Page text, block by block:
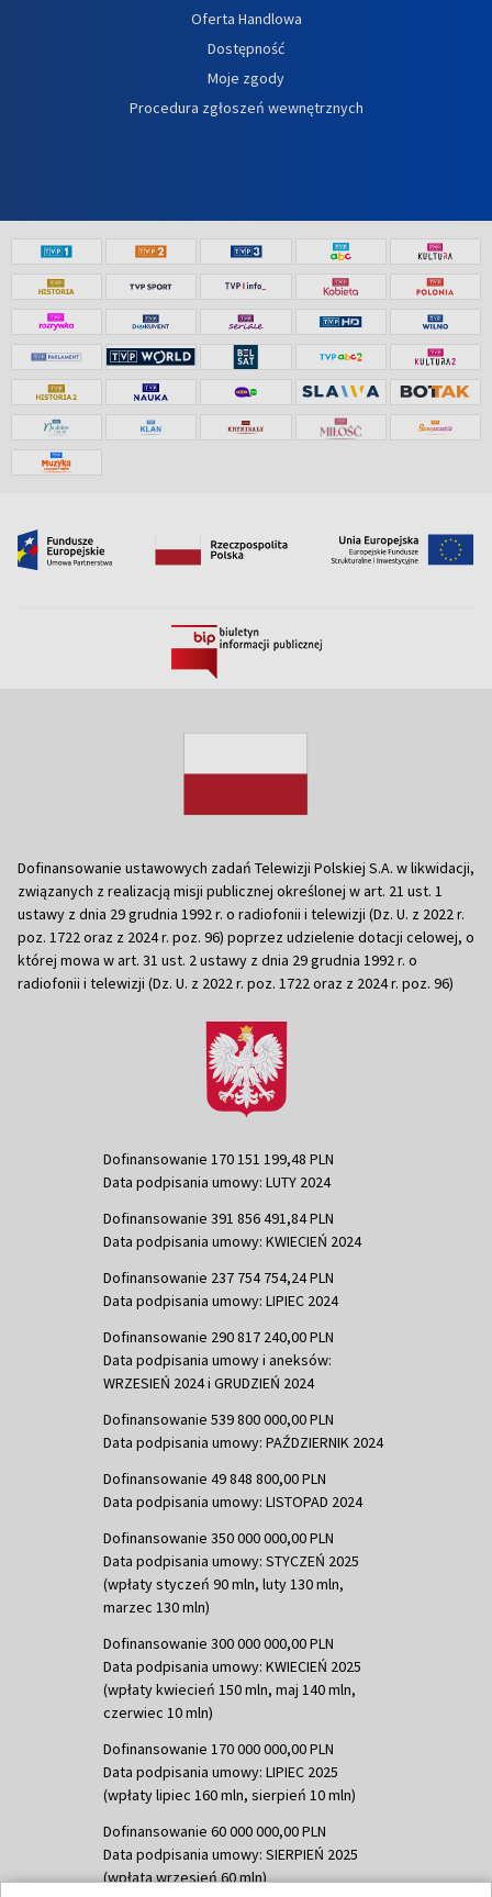
Oferta Handlowa
Dostępność
Moje zgody
Procedura zgłoszeń wewnętrznych
Dofinansowanie ustawowych zadań Telewizji Polskiej S.A. w likwidacji,
związanych z realizacją misji publicznej określonej w art. 21 ust. 1
ustawy z dnia 29 grudnia 1992 r. o radiofonii i telewizji (Dz. U. z 2022 r.
poz. 1722 oraz z 2024 r. poz. 96) poprzez udzielenie dotacji celowej, o
której mowa w art. 31 ust. 2 ustawy z dnia 29 grudnia 1992 r. o
radiofonii i telewizji (Dz. U. z 2022 r. poz. 1722 oraz z 2024 r. poz. 96)
Dofinansowanie 170 151 199,48 PLN
Data podpisania umowy: LUTY 2024
Dofinansowanie 391 856 491,84 PLN
Data podpisania umowy: KWIECIEŃ 2024
Dofinansowanie 237 754 754,24 PLN
Data podpisania umowy: LIPIEC 2024
Dofinansowanie 290 817 240,00 PLN
Data podpisania umowy i aneksów:
WRZESIEŃ 2024 i GRUDZIEŃ 2024
Dofinansowanie 539 800 000,00 PLN
Data podpisania umowy: PAŹDZIERNIK 2024
Dofinansowanie 49 848 800,00 PLN
Data podpisania umowy: LISTOPAD 2024
Dofinansowanie 350 000 000,00 PLN
Data podpisania umowy: STYCZEŃ 2025
(wpłaty styczeń 90 mln, luty 130 mln,
marzec 130 mln)
Dofinansowanie 300 000 000,00 PLN
Data podpisania umowy: KWIECIEŃ 2025
(wpłaty kwiecień 150 mln, maj 140 mln,
czerwiec 10 mln)
Dofinansowanie 170 000 000,00 PLN
Data podpisania umowy: LIPIEC 2025
(wpłaty lipiec 160 mln, sierpień 10 mln)
Dofinansowanie 60 000 000,00 PLN
Data podpisania umowy: SIERPIEŃ 2025
(wpłata wrzesień 60 mln)